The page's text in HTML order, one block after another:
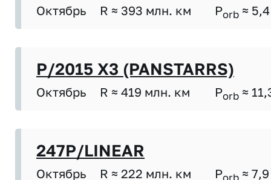
Октябрь R ≈ 393 млн. км Porb ≈ 5,4
P/2015 X3 (PANSTARRS)
Октябрь R ≈ 419 млн. км Porb ≈
247P/LINEAR
Октябрь R ≈ 222 млн. км Porb ≈ 7,9